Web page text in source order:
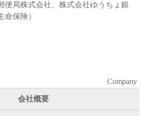
便局株式会社、株式会社ゆうちょ銀
保険）
Company
会社概要